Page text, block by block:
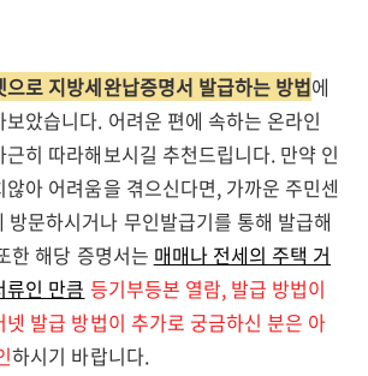
으로 지방세완납증명서 발급하는 방법에
았습니다. 어려운 편에 속하는 온라인
히 따라해보시길 추천드립니다. 만약 인
아 어려움을 겪으신다면, 가까운 주민센
방문하시거나 무인발급기를 통해 발급해
한 해당 증명서는 매매나 전세의 주택 거
류인 만큼 등기부등본 열람, 발급 방법이
발급 방법이 추가로 궁금하신 분은 아
하시기 바랍니다.